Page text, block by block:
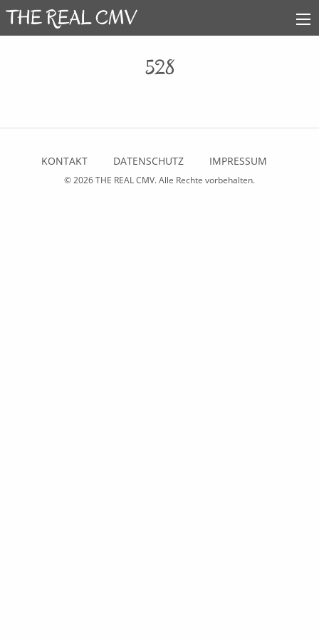
528
KONTAKT DATENSCHUTZ IMPRESSUM
© 2026THE REAL CMV. Alle Rechte vorbehalten.